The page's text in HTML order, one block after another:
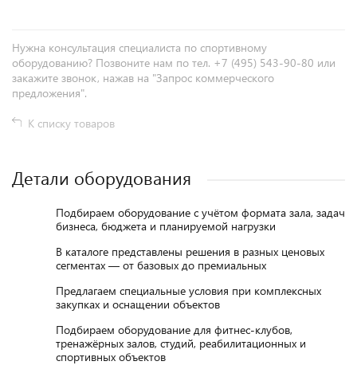
Нужна консультация специалиста по спортивному
оборудованию? Позвоните нам по тел. +7 (495) 543-90-80 или
закажите звонок, нажав на "Запрос коммерческого
предложения".
К списку товаров
Детали оборудования
Подбираем оборудование с учётом формата зала, задач
бизнеса, бюджета и планируемой нагрузки
В каталоге представлены решения в разных ценовых
сегментах — от базовых до премиальных
Предлагаем специальные условия при комплексных
закупках и оснащении объектов
Подбираем оборудование для фитнес-клубов,
тренажёрных залов, студий, реабилитационных и
спортивных объектов